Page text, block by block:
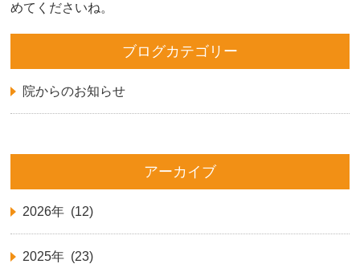
めてくださいね。
ブログカテゴリー
院からのお知らせ
アーカイブ
2026年 (12)
2025年 (23)